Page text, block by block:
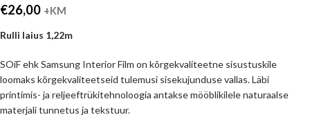
€26,00 +KM
Rulli laius 1,22m
SOiF ehk Samsung Interior Film on kõrgekvaliteetne sisustuskile
loomaks kõrgekvaliteetseid tulemusi sisekujunduse vallas. Läbi
printimis- ja reljeeftrükitehnoloogia antakse mööblikilele naturaalse
materjali tunnetus ja tekstuur.